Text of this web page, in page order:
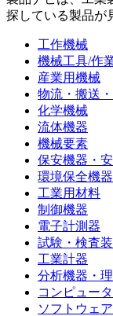
探している製品が
工作機械
機械工具/作
産業用機械
物流・搬送
化学機械
流体機器
機械要素
保安機器・
環境保全機器
工業用材料
制御機器
電子計測器
試験・検査
工業計器
分析機器・
コンピュー
ソフトウェ